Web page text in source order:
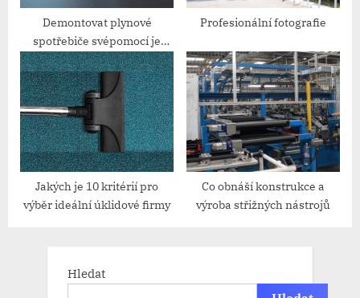
Demontovat plynové
spotřebiče svépomocí je
hazard
Profesionální fotografie
Jakých je 10 kritérií pro
výběr ideální úklidové firmy
Co obnáší konstrukce a
výroba střižných nástrojů
Hledat